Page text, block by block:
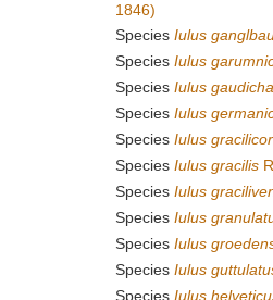
1846)
Species Iulus
Species Iulus
Species Iulus
Species Iulus
Species Iulus
Species Iulus gracilis
Species Iulus
Species Iulus
Species Iulus
Species Iulus
Species Iulus